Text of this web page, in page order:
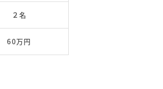
２名
60万円